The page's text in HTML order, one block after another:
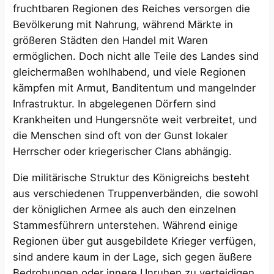
fruchtbaren Regionen des Reiches versorgen die
Bevölkerung mit Nahrung, während Märkte in
größeren Städten den Handel mit Waren
ermöglichen. Doch nicht alle Teile des Landes sind
gleichermaßen wohlhabend, und viele Regionen
kämpfen mit Armut, Banditentum und mangelnder
Infrastruktur. In abgelegenen Dörfern sind
Krankheiten und Hungersnöte weit verbreitet, und
die Menschen sind oft von der Gunst lokaler
Herrscher oder kriegerischer Clans abhängig.
Die militärische Struktur des Königreichs besteht
aus verschiedenen Truppenverbänden, die sowohl
der königlichen Armee als auch den einzelnen
Stammesführern unterstehen. Während einige
Regionen über gut ausgebildete Krieger verfügen,
sind andere kaum in der Lage, sich gegen äußere